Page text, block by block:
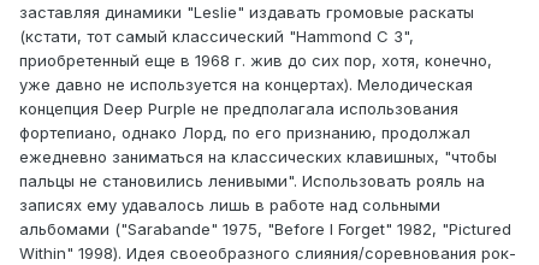
заставляя динамики "Leslie" издавать громовые раскаты
(кстати, тот самый классический "Hammond С 3",
приобретенный еще в 1968 г. жив до сих пор, хотя, конечно,
уже давно не используется на концертах). Мелодическая
концепция Deep Purple не предполагала использования
фортепиано, однако Лорд, по его признанию, продолжал
ежедневно заниматься на классических клавишных, "чтобы
пальцы не становились ленивыми". Использовать рояль на
записях ему удавалось лишь в работе над сольными
альбомами ("Sarabande" 1975, "Before I Forget" 1982, "Pictured
Within" 1998). Идея своеобразного слияния/соревнования рок-